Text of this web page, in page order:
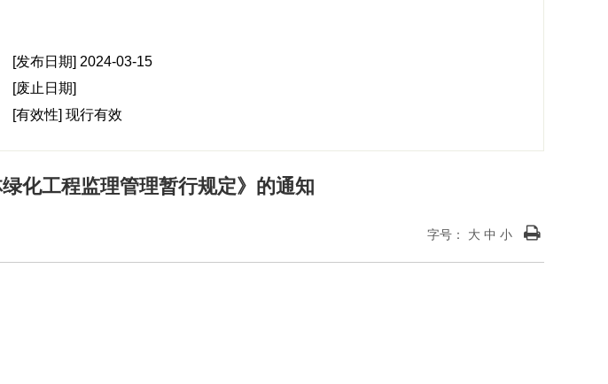
[发布日期] 2024-03-15
[废止日期]
[有效性] 现行有效
化工程监理管理暂行规定》的通知
字号： 大 中 小